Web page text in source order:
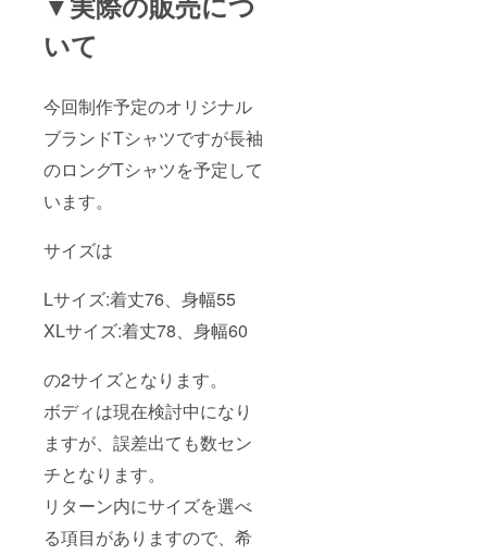
いて
今回制作予定のオリジナル
ブランドTシャツですが長袖
のロングTシャツを予定して
います。
サイズは
Lサイズ:着丈76、身幅55
XLサイズ:着丈78、身幅60
の2サイズとなります。
ボディは現在検討中になり
ますが、誤差出ても数セン
チとなります。
リターン内にサイズを選べ
る項目がありますので、希